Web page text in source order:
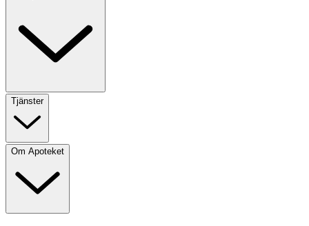
Tjänster
Om Apoteket